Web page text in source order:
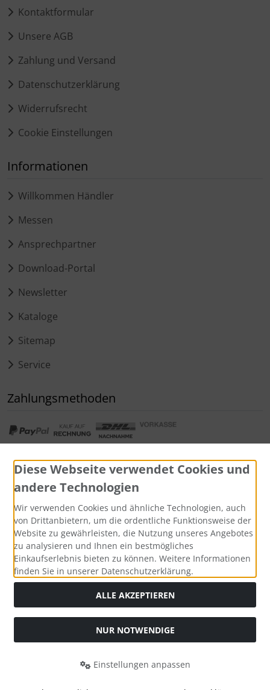
Kontaktformular
Unsere AGB
Zahlung und Versand
Datenschutzerklärung
Widerrufsrecht
Cookie Einstellungen
Informationen
Willkommen Händler
Messen
Ansprechpartner
Download-Portal
Newsletter
Kataloge
Sitemap
Service
Zahlungsmethoden
Alle Preise inkl. gesetzl. MwSt. zzgl.Versandkosten
durchgestrichenen Preise entsprechen dem bisherigen Preis
Tushita PaperArt GmbH © 2026 | Template © 2026 by Karl
Diese Webseite verwendet Cookies und
andere Technologien
Wir verwenden Cookies und ähnliche Technologien, auch
von Drittanbietern, um die ordentliche Funktionsweise der
Website zu gewährleisten, die Nutzung unseres Angebotes
zu analysieren und Ihnen ein bestmögliches
Einkaufserlebnis bieten zu können. Weitere Informationen
finden Sie in unserer Datenschutzerklärung.
ALLE AKZEPTIEREN
NUR NOTWENDIGE
Einstellungen anpassen